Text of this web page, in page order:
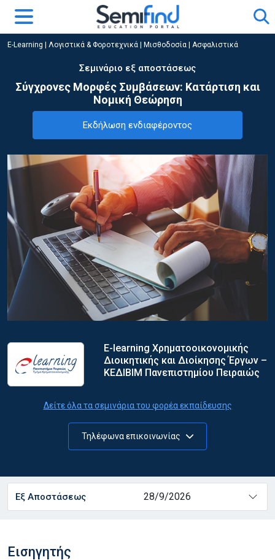
E-Learning Λογιστικά & Φοροτεχνικά Μισθοδοσία | Ασφαλιστικά
Σεμινάριο εξ αποστάσεως
Σύγχρονες Μορφές Συμβάσεων: Κατάρτιση και
Νομική Θεώρηση
Εκδήλωση ενδιαφέροντος
E-learning Χρηματοοικονομικής
Διοικητικής και Διοίκησης Έργων –
ΚΕΔΙΒΙΜ Πανεπιστημίου Πειραιώς
Δείτε όλα τα σεμινάρια του φορέα εκπαίδευσης
Τηλέφωνα επικοινωνίας
Εξ Αποστάσεως 28/9/2026
Εισηγητής